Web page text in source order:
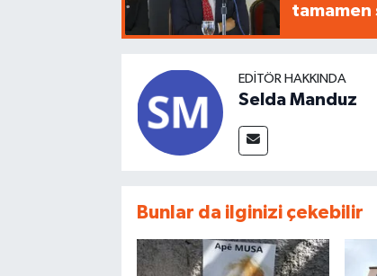
tamamen
EDITÖR HAKKINDA
Selda Manduz
Bunlar da ilginizi çekebilir